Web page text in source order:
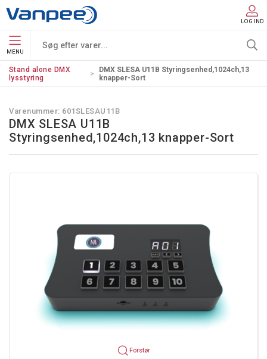
LOG IND
MENU
Stand alone DMX
lysstyring
DMX SLESA U11B Styringsenhed,1024ch,13
knapper-Sort
Varenummer: 601SLESAU11B
DMX SLESA U11B
Styringsenhed,1024ch,13 knapper-Sort
Forstør